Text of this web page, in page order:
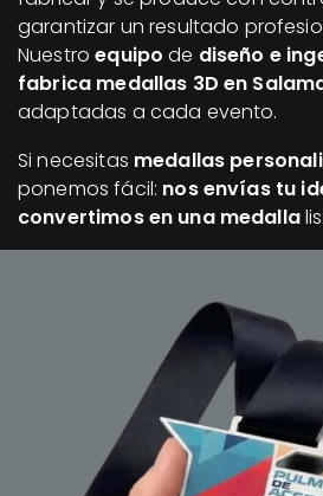
garantizar un resultado
Nuestroequipo de diseño e
fabrica medallas 3D en
adaptadas a cada evento.
Si necesitas medallas
ponemos fácil: nos envías tu
convertimos en una medalla